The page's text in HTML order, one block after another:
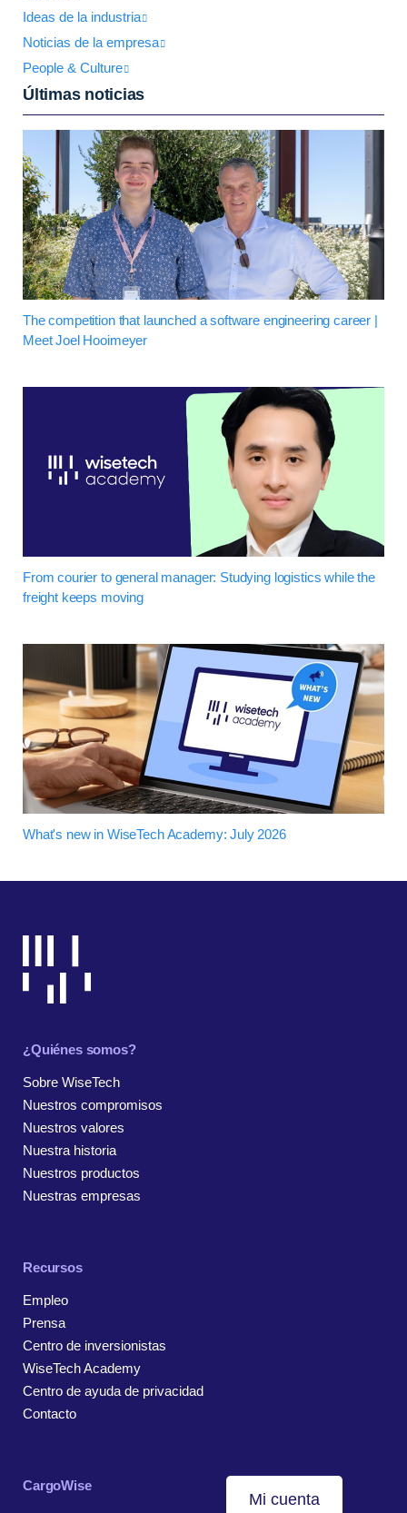
Ideas de la industria
Noticias de la empresa
People & Culture
Últimas noticias
The competition that launched a software engineering career |
Meet Joel Hooimeyer
From courier to general manager: Studying logistics while the
freight keeps moving
What's new in WiseTech Academy: July 2026
¿Quiénes somos?
Sobre WiseTech
Nuestros compromisos
Nuestros valores
Nuestra historia
Nuestros productos
Nuestras empresas
Recursos
Empleo
Prensa
Centro de inversionistas
WiseTech Academy
Centro de ayuda de privacidad
Contacto
CargoWise
Mi cuenta